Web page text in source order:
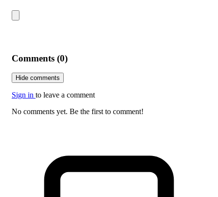
Comments (0)
Hide comments
Sign in to leave a comment
No comments yet. Be the first to comment!